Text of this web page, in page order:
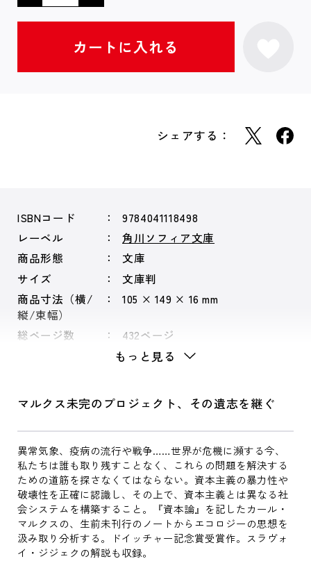
シェアする：
ISBNコード
9784041118498
レーベル
角川ソフィア文庫
商品形態
文庫
サイズ
文庫判
商品寸法（横/
縦/束幅）
105 × 149 × 16 mm
総ページ数 432ページ
もっと見る
マルクス未完のプロジェクト、その遺志を継ぐ
異常気象、疫病の流行や戦争……世界が危機に瀕する今、
私たちは誰も取り残すことなく、これらの問題を解決する
ための道筋を探さなくてはならない。資本主義の暴力性や
破壊性を正確に認識し、その上で、資本主義とは異なる社
会システムを構築すること。『資本論』を記したカール・
マルクスの、生前未刊行のノートからエコロジーの思想を
汲み取り分析する。ドイッチャー記念賞受賞作。スラヴォ
イ・ジジェクの解説も収録。